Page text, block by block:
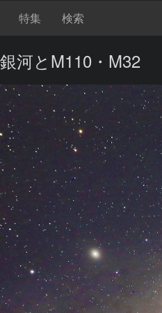
特集 検索
河とM110・M32